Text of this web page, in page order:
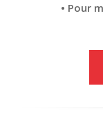
• Pour